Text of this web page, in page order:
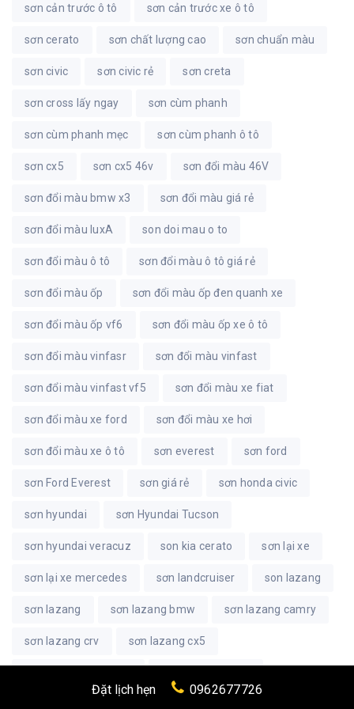
sơn cản trước ô tô sơn cản trước xe ô tô
sơn cerato sơn chất lượng cao sơn chuẩn màu
sơn civic sơn civic rẻ sơn creta
sơn cross lấy ngay sơn cùm phanh
sơn cùm phanh mẹc sơn cùm phanh ô tô
sơn cx5 sơn cx5 46v sơn đổi màu 46V
sơn đổi màu bmw x3 sơn đổi màu giá rẻ
sơn đổi màu luxA son doi mau o to
sơn đổi màu ô tô sơn đổi màu ô tô giá rẻ
sơn đổi màu ốp sơn đổi màu ốp đen quanh xe
sơn đổi màu ốp vf6 sơn đổi màu ốp xe ô tô
sơn đổi màu vinfasr sơn đổi màu vinfast
sơn đổi màu vinfast vf5 sơn đổi màu xe fiat
sơn đổi màu xe ford sơn đổi màu xe hơi
sơn đổi màu xe ô tô sơn everest sơn ford
sơn Ford Everest sơn giá rẻ sơn honda civic
sơn hyundai sơn Hyundai Tucson
sơn hyundai veracuz son kia cerato sơn lại xe
sơn lại xe mercedes sơn landcruiser son lazang
sơn lazang sơn lazang bmw sơn lazang camry
sơn lazang crv sơn lazang cx5
Đặt lịch hẹn 0962677726